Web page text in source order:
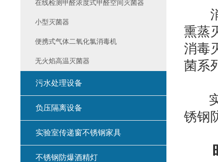
消
熏蒸
消毒
菌系
实
锈钢
在线检测甲醛浓度式甲醛空间灭菌器
小型灭菌器
便携式气体二氧化氯消毒机
无火焰高温灭菌器
污水处理设备
负压隔离设备
实验室传递窗不锈钢家具
不锈钢防爆酒精灯